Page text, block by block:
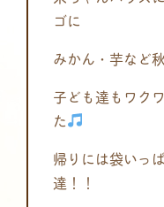
ゴに
みかん・芋など
子ども達もワク
た
帰りには袋いっ
達！！